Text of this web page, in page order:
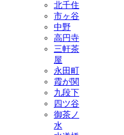
北千住
市ヶ谷
中野
高円寺
三軒茶
屋
永田町
霞が関
九段下
四ツ谷
御茶ノ
水